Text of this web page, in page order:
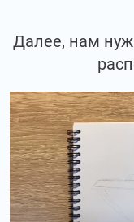
Далее, нам